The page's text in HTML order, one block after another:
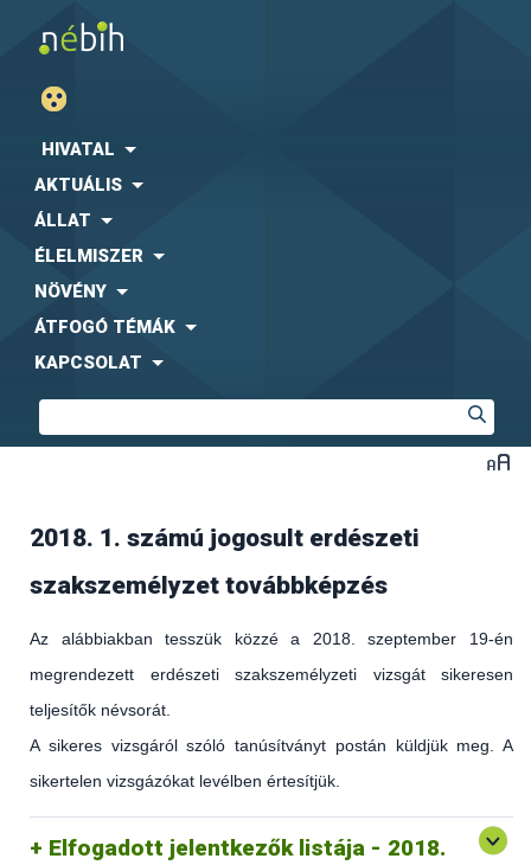
HIVATAL
AKTUÁLIS
ÁLLAT
ÉLELMISZER
NÖVÉNY
ÁTFOGÓ TÉMÁK
KAPCSOLAT
2018. 1. számú jogosult erdészeti
szakszemélyzet továbbképzés
Az alábbiakban tesszük közzé a 2018. szeptember 19-én
megrendezett erdészeti szakszemélyzeti vizsgát sikeresen
teljesítők névsorát.
A sikeres vizsgáról szóló tanúsítványt postán küldjük meg. A
sikertelen vizsgázókat levélben értesítjük.
Elfogadott jelentkezők listája - 2018.
(az erdőgazdálkodást és az erdészeti szakirányítást érintő
hatályos jogszabályokról és azok alkalmazásáról szóló
általános továbbképzés)